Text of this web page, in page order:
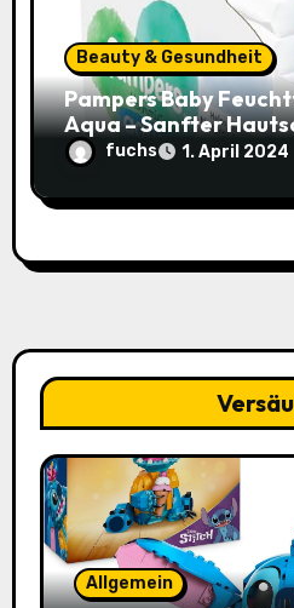
Beauty & Gesundheit
Pampers Baby
Aqua – Sanfter
für nur 25,44€ (15%
fuchs 1. April 2024
Allgemein